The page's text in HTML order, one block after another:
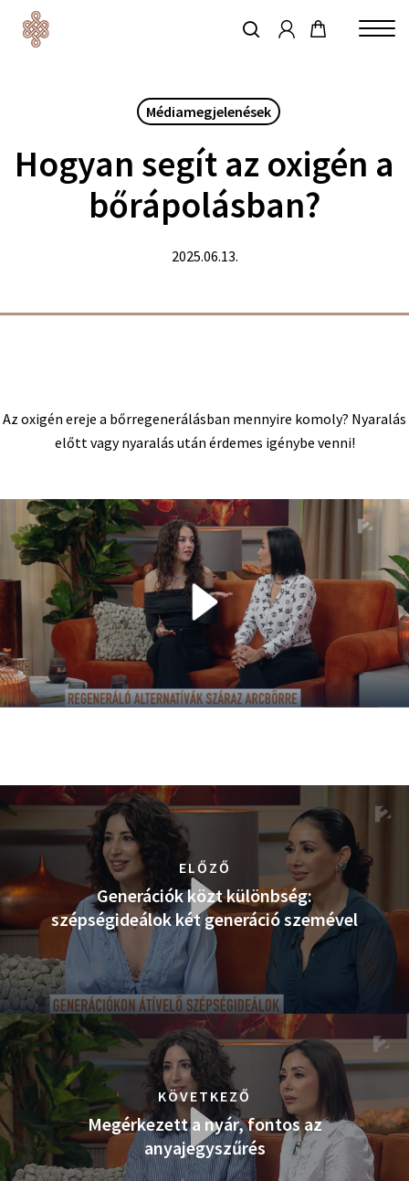
keresés
Médiamegjelenések
Hogyan segít az oxigén a
bőrápolásban?
2025.06.13.
Az oxigén ereje a bőrregenerálásban mennyire komoly? Nyaralás
előtt vagy nyaralás után érdemes igénybe venni!
ELŐZŐ
Generációk közt különbség:
szépségideálok két generáció szemével
KÖVETKEZŐ
Megérkezett a nyár, fontos az
anyajegyszűrés